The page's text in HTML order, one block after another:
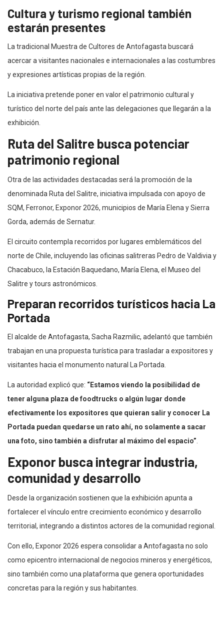
Cultura y turismo regional también
estarán presentes
La tradicional Muestra de Cultores de Antofagasta buscará
acercar a visitantes nacionales e internacionales a las costumbres
y expresiones artísticas propias de la región.
La iniciativa pretende poner en valor el patrimonio cultural y
turístico del norte del país ante las delegaciones que llegarán a la
exhibición.
Ruta del Salitre busca potenciar
patrimonio regional
Otra de las actividades destacadas será la promoción de la
denominada Ruta del Salitre, iniciativa impulsada con apoyo de
SQM, Ferronor, Exponor 2026, municipios de María Elena y Sierra
Gorda, además de Sernatur.
El circuito contempla recorridos por lugares emblemáticos del
norte de Chile, incluyendo las oficinas salitreras Pedro de Valdivia y
Chacabuco, la Estación Baquedano, María Elena, el Museo del
Salitre y tours astronómicos.
Preparan recorridos turísticos hacia La
Portada
El alcalde de Antofagasta, Sacha Razmilic, adelantó que también
trabajan en una propuesta turística para trasladar a expositores y
visitantes hacia el monumento natural La Portada.
La autoridad explicó que: “Estamos viendo la posibilidad de
tener alguna plaza de foodtrucks o algún lugar donde
efectivamente los expositores que quieran salir y conocer La
Portada puedan quedarse un rato ahí, no solamente a sacar
una foto, sino también a disfrutar al máximo del espacio”
Exponor busca integrar industria,
comunidad y desarrollo
Desde la organización sostienen que la exhibición apunta a
fortalecer el vínculo entre crecimiento económico y desarrollo
territorial, integrando a distintos actores de la comunidad regional.
Con ello, Exponor 2026 espera consolidar a Antofagasta no solo
como epicentro internacional de negocios mineros y energéticos,
sino también como una plataforma que genera oportunidades
concretas para la región y sus habitantes.